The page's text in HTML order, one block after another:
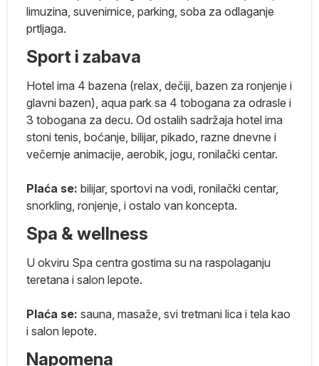
limuzina, suvenirnice, parking, soba za odlaganje
prtljaga.
Sport i zabava
Hotel ima 4 bazena (relax, dečiji, bazen za ronjenje i
glavni bazen), aqua park sa 4 tobogana za odrasle i
3 tobogana za decu. Od ostalih sadržaja hotel ima
stoni tenis, boćanje, bilijar, pikado, razne dnevne i
večernje animacije, aerobik, jogu, ronilački centar.
Plaća se: bilijar, sportovi na vodi, ronilački centar,
snorkling, ronjenje, i ostalo van koncepta.
Spa & wellness
U okviru Spa centra gostima su na raspolaganju
teretana i salon lepote.
Plaća se: sauna, masaže, svi tretmani lica i tela kao
i salon lepote.
Napomena